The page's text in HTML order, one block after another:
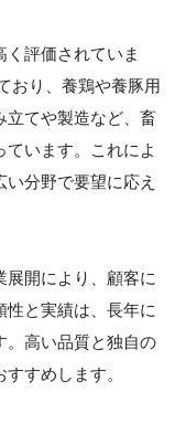
評価されていま
おり、養鶏や養豚用
立てや製造など、畜
います。これによ
分野で要望に応え
展開により、顧客に
と実績は、長年に
。高い品質と独自の
すめします。